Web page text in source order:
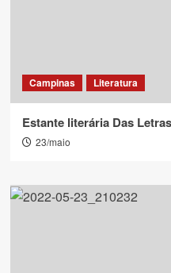
Campinas Literatura
Estante literária Das
23/maio